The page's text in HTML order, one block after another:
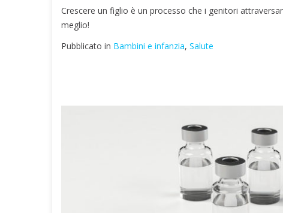
Crescere un figlio è un processo che i genitori
meglio!
Pubblicato in Bambini e infanzia, Salute